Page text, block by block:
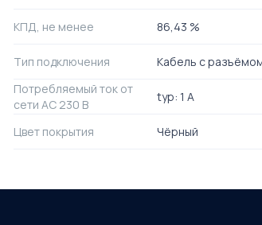
КПД, не менее 86,43 %
Тип подключения Кабель с
Потребляемый ток от
сети AC 230 В
typ: 1 A
Цвет покрытия Чёрный